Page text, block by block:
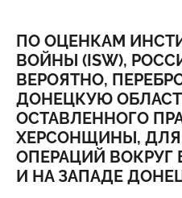
ПО ОЦЕНКАМ
ВОЙНЫ (ISW),
ВЕРОЯТНО,
ДОНЕЦКУЮ
ОСТАВЛЕННОГО
ХЕРСОНЩИНЫ,
ОПЕРАЦИЙ ВОКРУГ
И НА ЗАПАДЕ